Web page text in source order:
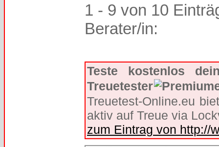
1 - 9 von 10
Berater/in:
Teste kostenlos
Treuetester
Treuetest-Online.eu
aktiv auf Treue via
zum Eintrag von http://